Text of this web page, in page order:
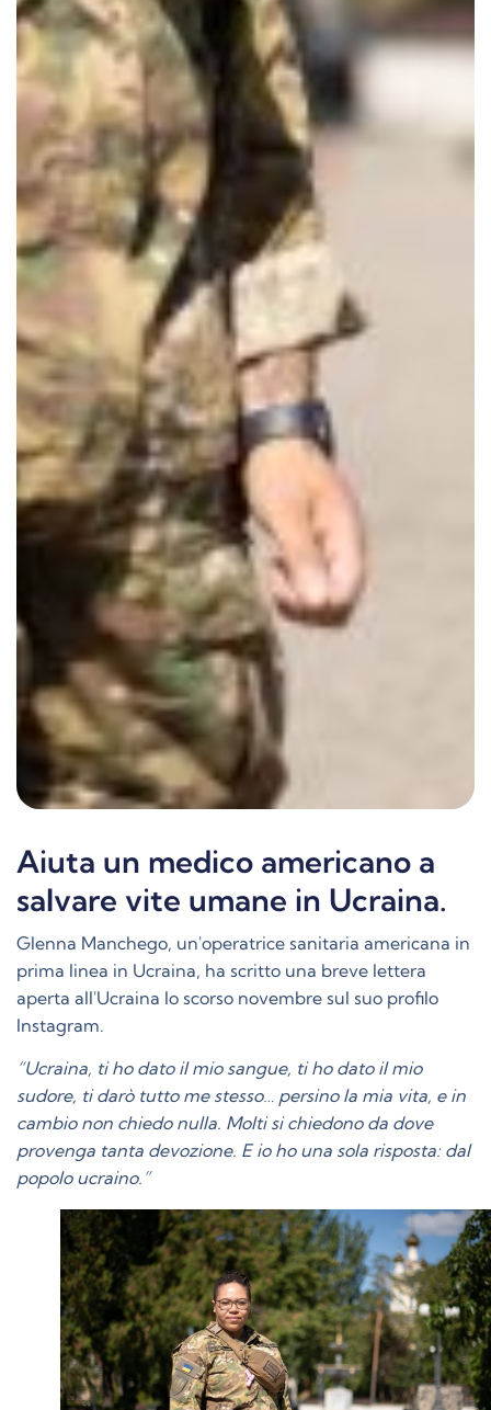
Aiuta un medico americano a
salvare vite umane in Ucraina.
Glenna Manchego, un'operatrice sanitaria americana in
prima linea in Ucraina, ha scritto una breve lettera
aperta all'Ucraina lo scorso novembre sul suo profilo
Instagram.
“Ucraina, ti ho dato il mio sangue, ti ho dato il mio
sudore, ti darò tutto me stesso… persino la mia vita, e in
cambio non chiedo nulla. Molti si chiedono da dove
provenga tanta devozione. E io ho una sola risposta: dal
popolo ucraino.”